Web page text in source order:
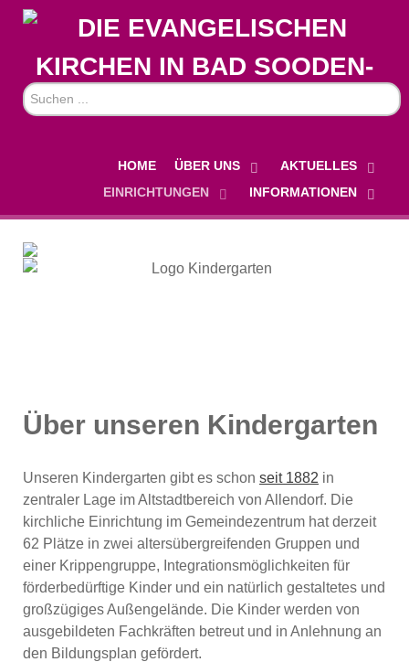
Suchen
...
HOME ÜBER UNS
AKTUELLES
EINRICHTUNGEN
INFORMATIONEN
Über unseren Kindergarten
Unseren Kindergarten gibt es schon seit 1882 in
zentraler Lage im Altstadtbereich von Allendorf. Die
kirchliche Einrichtung im Gemeindezentrum hat derzeit
62 Plätze in zwei altersübergreifenden Gruppen und
einer Krippengruppe, Integrationsmöglichkeiten für
förderbedürftige Kinder und ein natürlich gestaltetes und
großzügiges Außengelände. Die Kinder werden von
ausgebildeten Fachkräften betreut und in Anlehnung an
den Bildungsplan gefördert.